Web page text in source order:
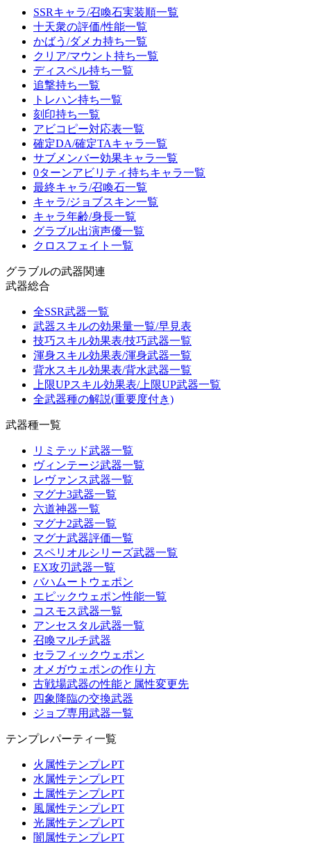
SSRキャラ/召喚石実装順一覧
十天衆の評価/性能一覧
かばう/ダメカ持ち一覧
クリア/マウント持ち一覧
ディスペル持ち一覧
追撃持ち一覧
トレハン持ち一覧
刻印持ち一覧
アビコピー対応表一覧
確定DA/確定TAキャラ一覧
サブメンバー効果キャラ一覧
0ターンアビリティ持ちキャラ一覧
最終キャラ/召喚石一覧
キャラ/ジョブスキン一覧
キャラ年齢/身長一覧
グラブル出演声優一覧
クロスフェイト一覧
グラブルの武器関連
武器総合
全SSR武器一覧
武器スキルの効果量一覧/早見表
技巧スキル効果表/技巧武器一覧
渾身スキル効果表/渾身武器一覧
背水スキル効果表/背水武器一覧
上限UPスキル効果表/上限UP武器一覧
全武器種の解説(重要度付き)
武器種一覧
リミテッド武器一覧
ヴィンテージ武器一覧
レヴァンス武器一覧
マグナ3武器一覧
六道神器一覧
マグナ2武器一覧
マグナ武器評価一覧
スペリオルシリーズ武器一覧
EX攻刃武器一覧
バハムートウェポン
エピックウェポン性能一覧
コスモス武器一覧
アンセスタル武器一覧
召喚マルチ武器
セラフィックウェポン
オメガウェポンの作り方
古戦場武器の性能と属性変更先
四象降臨の交換武器
ジョブ専用武器一覧
テンプレパーティ一覧
火属性テンプレPT
水属性テンプレPT
土属性テンプレPT
風属性テンプレPT
光属性テンプレPT
闇属性テンプレPT